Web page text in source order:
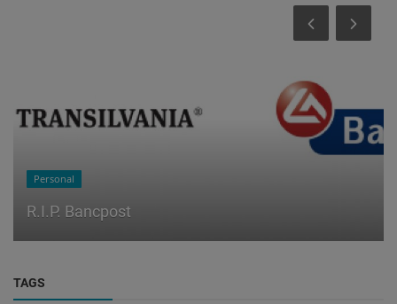
Personal
R.I.P. Bancpost
TAGS